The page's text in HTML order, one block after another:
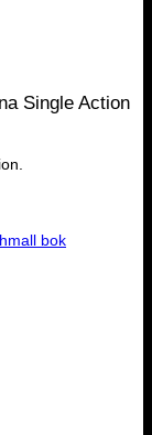
Single Action